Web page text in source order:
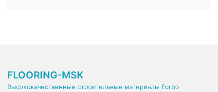
FLOORING-MSK
Высококачественные строительные материалы Forbo